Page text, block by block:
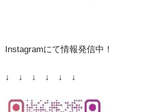
Instagramにて情報発信中！
↓ ↓ ↓ ↓ ↓ ↓